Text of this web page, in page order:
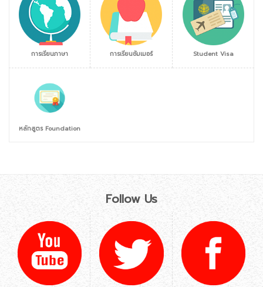
การเรียนภาษา การเรียนซัมเมอร์ Student Visa
หลักสูตร Foundation
Follow Us